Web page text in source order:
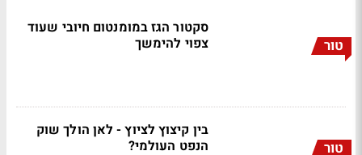
טור
סקטור הגז במומנטום חיובי שעוד
צפוי להימשך
טור
בין קיצוץ לציוץ - לאן הולך שוק
הנפט העולמי?